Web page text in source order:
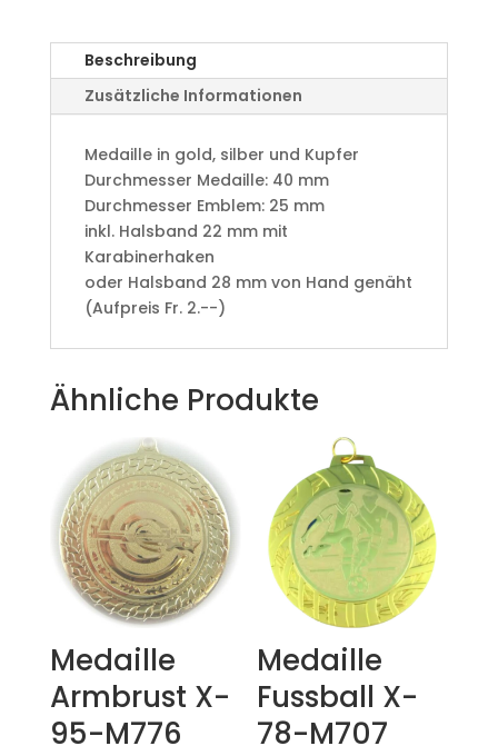
Beschreibung
Zusätzliche Informationen
Medaille in gold, silber und Kupfer
​Durchmesser Medaille: 40 mm
Durchmesser Emblem: 25 mm
​inkl. Halsband 22 mm mit
Karabinerhaken
oder Halsband 28 mm von Hand genäht
(Aufpreis Fr. 2.--)
Ähnliche Produkte
Medaille
Armbrust X-
95-M776
Medaille
Fussball X-
78-M707